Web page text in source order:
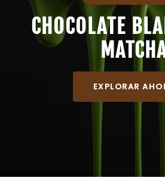
CHOCOLATE
EXPLORAR